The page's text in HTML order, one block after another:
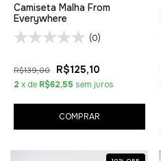
Camiseta Malha From
Everywhere
(0)
R$139,00 R$125,10
2 x de R$62,55 sem juros
COMPRAR